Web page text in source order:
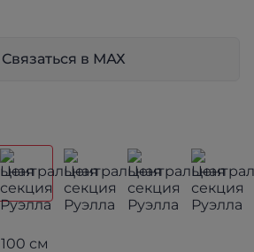
Связаться в МАХ
100 см